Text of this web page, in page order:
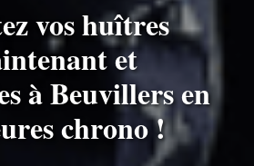
vos huîtres
et
à Beuvillers en
chrono !